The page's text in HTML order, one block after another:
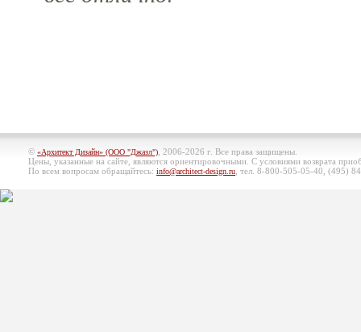
© «Архитект Дизайн» (ООО "Джазл") , 2006-2026 г. Все права защищены.
Цены, указанные на сайте, являются ориентировочными. С условиями возврата
По всем вопросам обращайтесь: info@architect-design.ru , тел. 8-800-505-05-40, (495)